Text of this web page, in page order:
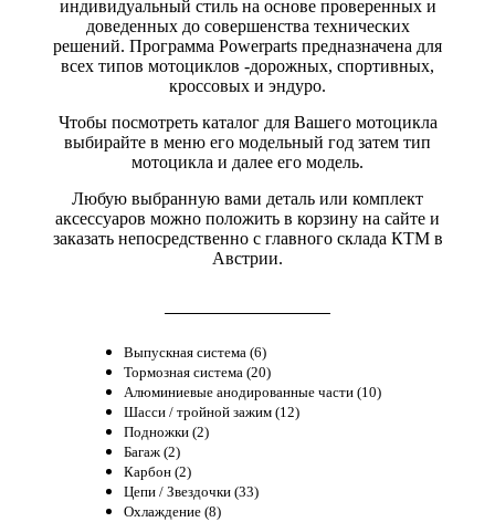
индивидуальный стиль на основе проверенных и
доведенных до совершенства технических
решений. Программа Powerparts предназначена для
всех типов мотоциклов -дорожных, спортивных,
кроссовых и эндуро.
Чтобы посмотреть каталог для Вашего мотоцикла
выбирайте в меню его модельный год затем тип
мотоцикла и далее его модель.
Любую выбранную вами деталь или комплект
аксессуаров можно положить в корзину на сайте и
заказать непосредственно с главного склада КТМ в
Австрии.
Выпускная система (6)
Тормозная система (20)
Алюминиевые анодированные части (10)
Шасси / тройной зажим (12)
Подножки (2)
Багаж (2)
Карбон (2)
Цепи / Звездочки (33)
Охлаждение (8)